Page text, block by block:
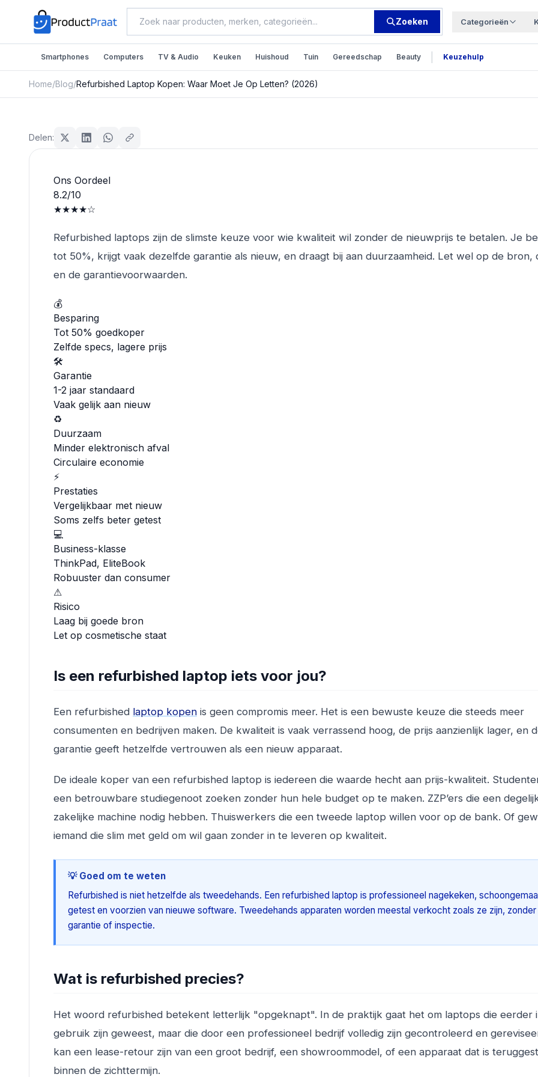
Zoeken Categorieën
Smartphones Computers TV & Audio Keuken Huishoud Tuin Gereedschap Beauty Keuzehulp
Home/Blog/Refurbished Laptop Kopen: Waar Moet Je Op Letten? (2026)
Refurbished Laptop Kopen: Waar Moet Je
Op Letten? (2026)
Redactie ProductPraat
Bijgewerkt: 25 juli 2026
Delen:
Ons Oordeel
8.2/10
★★★★☆
Refurbished laptops zijn de slimste keuze voor wie kwaliteit wil zonder de nieuwprijs te betalen. Je
tot 50%, krijgt vaak dezelfde garantie als nieuw, en draagt bij aan duurzaamheid. Let wel op de bron,
en de garantievoorwaarden.
💰
Besparing
Tot 50% goedkoper
Zelfde specs, lagere prijs
🛠
Garantie
1-2 jaar standaard
Vaak gelijk aan nieuw
♻
Duurzaam
Minder elektronisch afval
Circulaire economie
⚡
Prestaties
Vergelijkbaar met nieuw
Soms zelfs beter getest
💻
Business-klasse
ThinkPad, EliteBook
Robuuster dan consumer
⚠
Risico
Laag bij goede bron
Let op cosmetische staat
Is een refurbished laptop iets voor jou?
Een refurbished laptop kopen is geen compromis meer. Het is een bewuste keuze die steeds meer
consumenten en bedrijven maken. De kwaliteit is vaak verrassend hoog, de prijs aanzienlijk lager, en
garantie geeft hetzelfde vertrouwen als een nieuw apparaat.
De ideale koper van een refurbished laptop is iedereen die waarde hecht aan prijs-kwaliteit.
een betrouwbare studiegenoot zoeken zonder hun hele budget op te maken. ZZP’ers die een
zakelijke machine nodig hebben. Thuiswerkers die een tweede laptop willen voor op de bank. Of
iemand die slim met geld om wil gaan zonder in te leveren op kwaliteit.
💡 Goed om te weten
Refurbished is niet hetzelfde als tweedehands. Een refurbished laptop is professioneel nagekeken,
getest en voorzien van nieuwe software. Tweedehands apparaten worden meestal verkocht zoals ze zijn, zonder
garantie of inspectie.
Wat is refurbished precies?
Het woord refurbished betekent letterlijk "opgeknapt". In de praktijk gaat het om laptops die eerder
gebruik zijn geweest, maar die door een professioneel bedrijf volledig zijn gecontroleerd en
kan een lease-retour zijn van een groot bedrijf, een showroommodel, of een apparaat dat is
binnen de zichttermijn.